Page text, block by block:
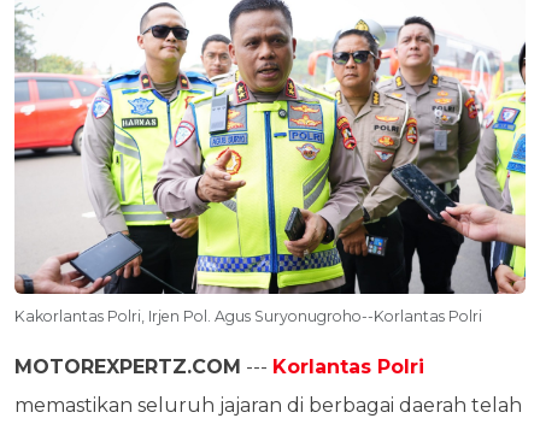
Kakorlantas Polri, Irjen Pol. Agus Suryonugroho--Korlantas Polri
MOTOREXPERTZ.COM --- Korlantas Polri
memastikan seluruh jajaran di berbagai daerah telah